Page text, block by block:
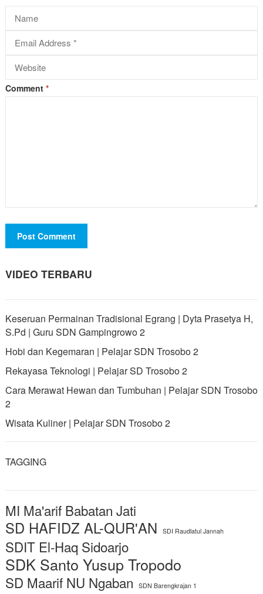
Comment *
VIDEO TERBARU
Keseruan Permainan Tradisional Egrang | Dyta Prasetya H,
S.Pd | Guru SDN Gampingrowo 2
Hobi dan Kegemaran | Pelajar SDN Trosobo 2
Rekayasa Teknologi | Pelajar SD Trosobo 2
Cara Merawat Hewan dan Tumbuhan | Pelajar SDN Trosobo
2
Wisata Kuliner | Pelajar SDN Trosobo 2
TAGGING
MI Ma'arif Babatan Jati
SD HAFIDZ AL-QUR'AN SDI Raudlatul Jannah
SDIT El-Haq Sidoarjo
SDK Santo Yusup Tropodo
SD Maarif NU Ngaban SDN Barengkrajan 1